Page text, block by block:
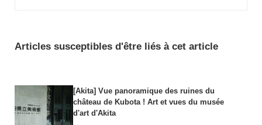
Articles susceptibles d'être liés à cet article
[Akita] Vue panoramique des ruines du
château de Kubota ! Art et vues du musée
d'art d'Akita